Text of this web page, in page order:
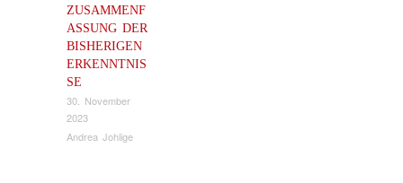
ZUSAMMENF
ASSUNG DER
BISHERIGEN
ERKENNTNIS
SE
30. November
2023
Andrea Johlige